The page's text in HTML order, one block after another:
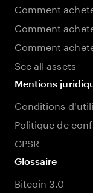
Comment
Comment
Comment
See all assets
Mentions
Conditions
Politique de
GPSR
Glossaire
Bitcoin 3.0